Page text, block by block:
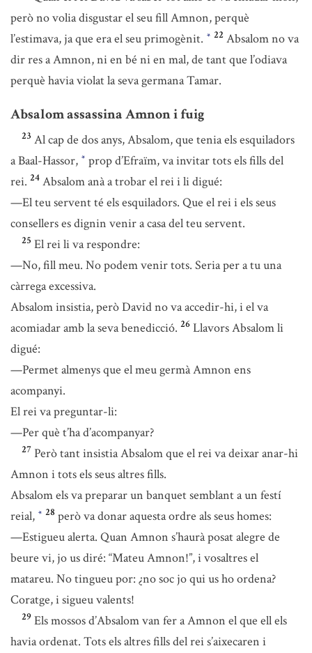
però no volia disgustar el seu fill Amnon, perquè
l’estimava, ja que era el seu primogènit. * 22 Absalom no va
dir res a Amnon, ni en bé ni en mal, de tant que l’odiava
perquè havia violat la seva germana Tamar.
Absalom assassina Amnon i fuig
23 Al cap de dos anys, Absalom, que tenia els esquiladors
a Baal-Hassor, * prop d’Efraïm, va invitar tots els fills del
rei. 24 Absalom anà a trobar el rei i li digué:
—El teu servent té els esquiladors. Que el rei i els seus
consellers es dignin venir a casa del teu servent.
25 El rei li va respondre:
—No, fill meu. No podem venir tots. Seria per a tu una
càrrega excessiva.
Absalom insistia, però David no va accedir-hi, i el va
acomiadar amb la seva benedicció. 26 Llavors Absalom li
digué:
—Permet almenys que el meu germà Amnon ens
acompanyi.
El rei va preguntar-li:
—Per què t’ha d’acompanyar?
27 Però tant insistia Absalom que el rei va deixar anar-hi
Amnon i tots els seus altres fills.
Absalom els va preparar un banquet semblant a un festí
reial, * 28 però va donar aquesta ordre als seus homes:
—Estigueu alerta. Quan Amnon s’haurà posat alegre de
beure vi, jo us diré: “Mateu Amnon!”, i vosaltres el
matareu. No tingueu por: ¿no soc jo qui us ho ordena?
Coratge, i sigueu valents!
29 Els mossos d’Absalom van fer a Amnon el que ell els
havia ordenat. Tots els altres fills del rei s’aixecaren i